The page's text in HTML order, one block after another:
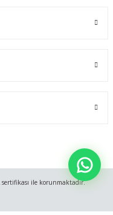
ile korunmaktadır.